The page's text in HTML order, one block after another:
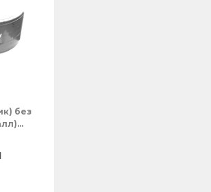
без